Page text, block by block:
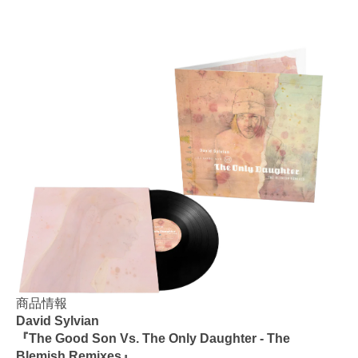
商品情報
David Sylvian
『The Good Son Vs. The Only Daughter - The